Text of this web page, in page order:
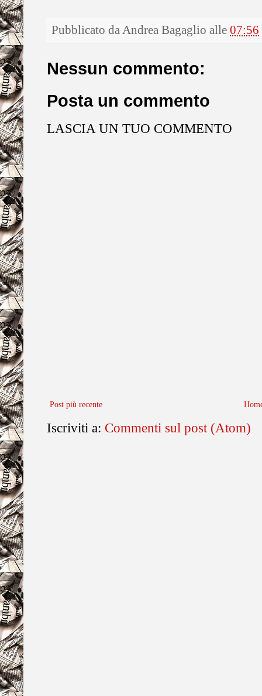
Pubblicato daAndrea Bagaglio alle 07:56
Nessun commento:
Posta un commento
LASCIA UN TUO COMMENTO
Post più recente
Iscriviti a: Commenti sul post (Atom)